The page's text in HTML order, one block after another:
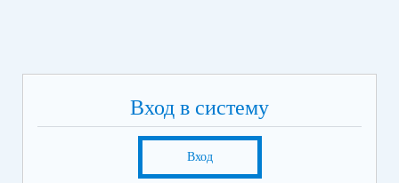
Вход в систему
Вход